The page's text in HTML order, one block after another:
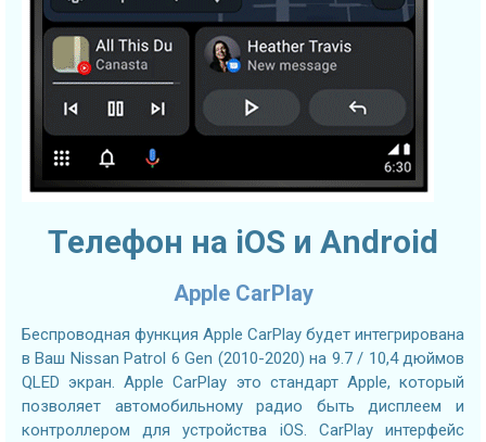
Телефон на iOS и Android
Apple CarPlay
Беспроводная функция Apple CarPlay будет интегрирована
в Ваш Nissan Patrol 6 Gen (2010-2020) на 9.7 / 10,4 дюймов
QLED экран. Apple CarPlay это стандарт Apple, который
позволяет автомобильному радио быть дисплеем и
контроллером для устройства iOS. CarPlay интерфейс